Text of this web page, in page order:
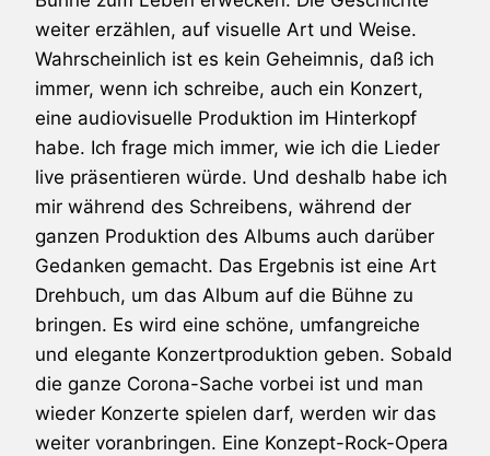
weiter erzählen, auf visuelle Art und Weise.
Wahrscheinlich ist es kein Geheimnis, daß ich
immer, wenn ich schreibe, auch ein Konzert,
eine audiovisuelle Produktion im Hinterkopf
habe. Ich frage mich immer, wie ich die Lieder
live präsentieren würde. Und deshalb habe ich
mir während des Schreibens, während der
ganzen Produktion des Albums auch darüber
Gedanken gemacht. Das Ergebnis ist eine Art
Drehbuch, um das Album auf die Bühne zu
bringen. Es wird eine schöne, umfangreiche
und elegante Konzertproduktion geben. Sobald
die ganze Corona-Sache vorbei ist und man
wieder Konzerte spielen darf, werden wir das
weiter voranbringen. Eine Konzept-Rock-Opera